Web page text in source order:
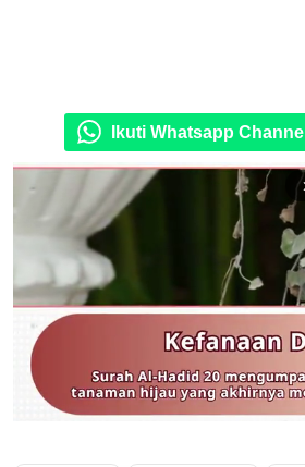
Ikuti Whatsapp